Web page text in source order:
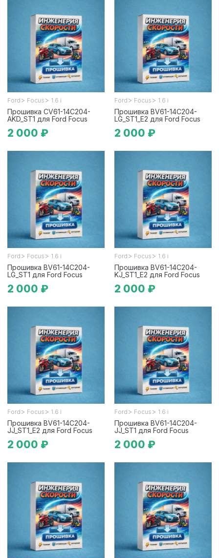
Ford > Focus > 1.6 i
Прошивка CV61-14C204-
AKD_ST1 для Ford Focus
2 000 ₽
Ford > Focus > 1.6 i
Прошивка BV61-14C204-
LG_ST1_E2 для Ford Focus
2 000 ₽
Ford > Focus > 1.6 i
Прошивка BV61-14C204-
LG_ST1 для Ford Focus
2 000 ₽
Ford > Focus > 1.6 i
Прошивка BV61-14C204-
KJ_ST1_E2 для Ford Focus
2 000 ₽
Ford > Focus > 1.6 i
Прошивка BV61-14C204-
JJ_ST1_E2 для Ford Focus
2 000 ₽
Ford > Focus > 1.6 i
Прошивка BV61-14C204-
JJ_ST1 для Ford Focus
2 000 ₽